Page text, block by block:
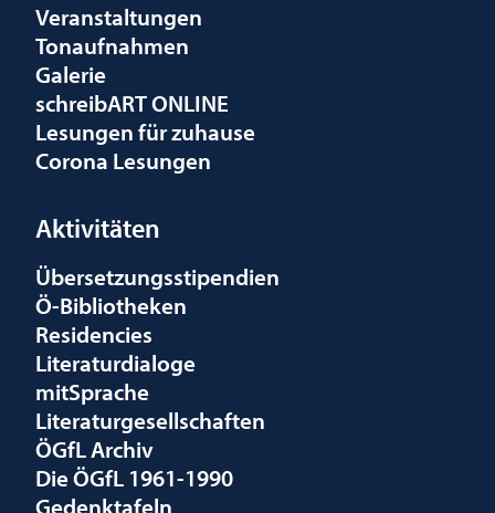
Veranstaltungen
Tonaufnahmen
Galerie
schreibART ONLINE
Lesungen für zuhause
Corona Lesungen
Aktivitäten
Übersetzungsstipendien
Ö-Bibliotheken
Residencies
Literaturdialoge
mitSprache
Literaturgesellschaften
ÖGfL Archiv
Die ÖGfL 1961-1990
Gedenktafeln